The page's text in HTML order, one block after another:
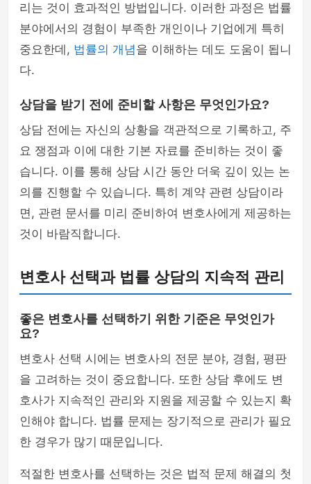
리는 것이 효과적인 방법입니다. 이러한 과정은 법률
분야에서의 경험이 부족한 개인이나 기업에게 특히
중요한데, 법률의 개념을 이해하는 데도 도움이 됩니
다.
상담을 받기 전에 준비할 사항은 무엇인가요?
상담 전에는 자신의 상황을 객관적으로 기록하고, 주
요 쟁점과 이에 대한 기본 자료를 준비하는 것이 좋
습니다. 이를 통해 상담 시간 동안 더욱 깊이 있는 논
의를 진행할 수 있습니다. 특히 계약 관련 상담이라
면, 관련 문서를 미리 준비하여 변호사에게 제공하는
것이 바람직합니다.
변호사 선택과 법률 상담의 지속적 관리
좋은 변호사를 선택하기 위한 기준은 무엇인가
요?
변호사 선택 시에는 변호사의 전문 분야, 경험, 평판
을 고려하는 것이 중요합니다. 또한 상담 후에도 변
호사가 지속적인 관리와 지원을 제공할 수 있는지 확
인해야 합니다. 법률 문제는 장기적으로 관리가 필요
한 경우가 많기 때문입니다.
적절한 변호사를 선택하는 것은 법적 문제 해결의 첫